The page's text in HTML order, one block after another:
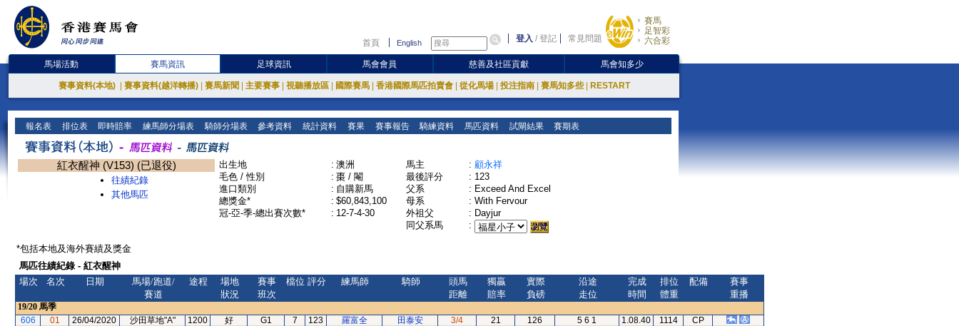
首頁 English 登入 /登記 常見問題
賽馬
足智彩
六合彩
馬場活動 賽馬資訊 足球資訊 馬會會員 慈善及社區貢獻 馬會知多少
賽事資料(本地) 賽事資料(越洋轉播) 賽馬新聞 主要賽事 視聽播放區 國際賽馬 香港國際馬匹拍賣會 從化馬場 投注指南 賽馬知多些 RESTART
報名表 排位表 即時賠率 練馬師分場表 騎師分場表 參考資料 統計資料 賽果 賽事報告 騎練資料 馬匹資料 試閘結果 賽期表
紅衣醒神 (V153) (已退役)
往績紀錄
其他馬匹
出生地 : 澳洲
毛色 / 性別
: 棗 / 閹
進口類別
: 自購新馬
總獎金*
: $60,843,100
冠-亞-季-總出賽次數*
: 12-7-4-30
馬主 : 顧永祥
最後評分
: 123
父系
: Exceed And Excel
母系
: With Fervour
外祖父
: Dayjur
同父系馬
:
*包括本地及海外賽績及獎金
馬匹往績紀錄 - 紅衣醒神
場次
名次 日期
馬場/跑道/
賽道
途程
場地
狀況
賽事
班次
檔位 評分 練馬師 騎師
頭馬
距離
獨贏
賠率
實際
負磅
沿途
走位
完成
時間
排位
體重
配備
賽事
重播
19/20 馬季
606
01 26/04/2020 沙田草地"A" 1200 好 G1 7 123 羅富全 田泰安 3/4 21 126 5 6 1 1.08.40 1114
CP